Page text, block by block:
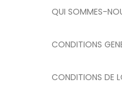
QUI SOMMES-
CONDITIONS
CONDITIONS DE